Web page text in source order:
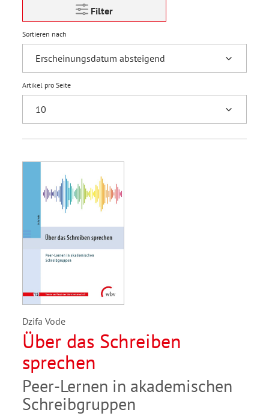
Filter
Sortieren nach
Artikel pro Seite
Dzifa Vode
Über das Schreiben
sprechen
Peer-Lernen in akademischen
Schreibgruppen